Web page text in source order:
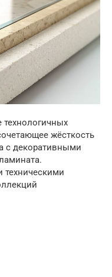
жёсткость
с декоративными
техническими